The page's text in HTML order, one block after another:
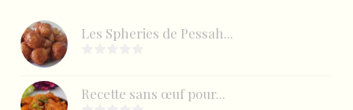
Les Spheries de Pessah...
Recette sans œuf pour...